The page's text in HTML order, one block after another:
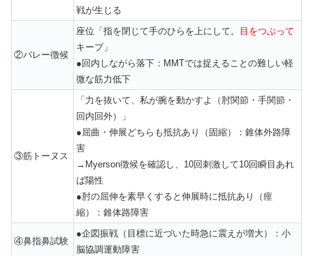
戦が生じる
②バレー徴候
座位「指を閉じて手のひらを上にして。
目をつぶって
キープ」
●回内しながら落下：MMTでは捉えることの難しい軽
微な筋力低下
③筋トーヌス
「力を抜いて、私が腕を動かすよ（肘関節・手関節・
回内回外）」
●屈曲・伸展どちらも抵抗あり（固縮）：錐体外路障
害
→Myerson徴候を確認し、10回刺激して10回瞬目あれ
ば陽性
●肘の屈伸を素早くすると伸展時に抵抗あり（痙
縮）：錐体路障害
④鼻指鼻試験
●企図振戦（目標に近づいた時急に震えが増大）：小
脳協調運動障害